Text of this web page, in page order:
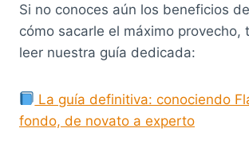
Si no conoces aún los beneficios
cómo sacarle el máximo provecho,
leer nuestra guía dedicada:
La guía definitiva: conociendo
fondo, de novato a experto